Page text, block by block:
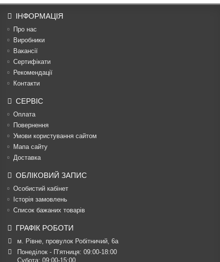
ІНФОРМАЦІЯ
Про нас
Виробники
Вакансії
Сертифікати
Рекомендації
Контакти
СЕРВІС
Оплата
Повернення
Умови користування сайтом
Мапа сайту
Доставка
ОБЛІКОВИЙ ЗАПИС
Особистий кабінет
Історія замовлень
Список бажаних товарів
ГРАФІК РОБОТИ
м. Рівне, провулок Робітничий, 6а
Понеділок - П’ятниця: 09:00-18:00
Субота: 09:00-15:00